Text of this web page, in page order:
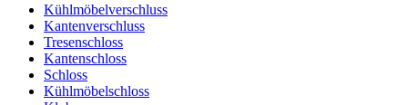
Kühlmöbelverschluss
Kantenverschluss
Tresenschloss
Kantenschloss
Schloss
Kühlmöbelschloss